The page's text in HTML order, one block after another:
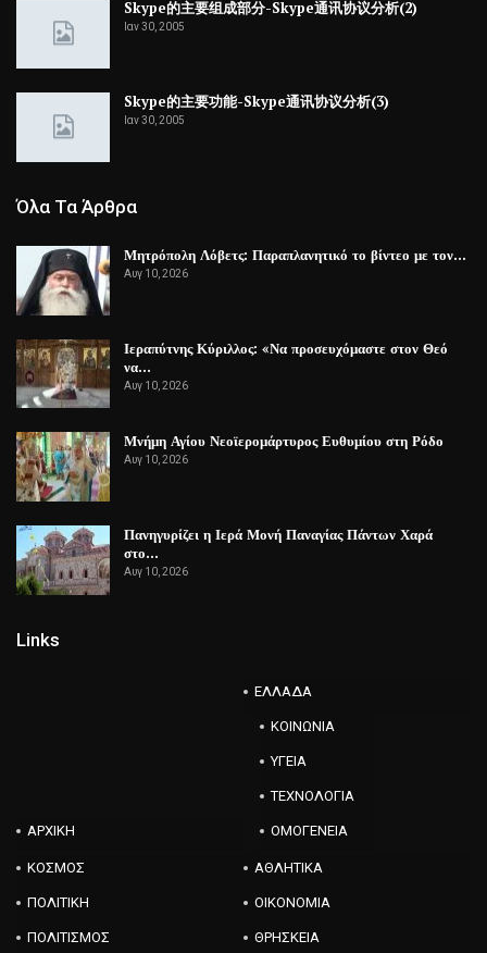
Skype的主要组成部分-Skype通讯协议分析(2)
Ιαν 30, 2005
Skype的主要功能-Skype通讯协议分析(3)
Ιαν 30, 2005
Όλα Τα Άρθρα
Μητρόπολη Λόβετς: Παραπλανητικό το βίντεο με τον…
Αυγ 10, 2026
Ιεραπύτνης Κύριλλος: «Να προσευχόμαστε στον Θεό
να…
Αυγ 10, 2026
Μνήμη Αγίου Νεοϊερομάρτυρος Ευθυμίου στη Ρόδο
Αυγ 10, 2026
Πανηγυρίζει η Ιερά Μονή Παναγίας Πάντων Χαρά
στο…
Αυγ 10, 2026
Links
ΑΡΧΙΚΗ
ΕΛΛΑΔΑ
ΚΟΙΝΩΝΙΑ
ΥΓΕΙΑ
ΤΕΧΝΟΛΟΓΙΑ
ΟΜΟΓΕΝΕΙΑ
ΚΟΣΜΟΣ ΑΘΛΗΤΙΚΑ
ΠΟΛΙΤΙΚΗ ΟΙΚΟΝΟΜΙΑ
ΠΟΛΙΤΙΣΜΟΣ ΘΡΗΣΚΕΙΑ